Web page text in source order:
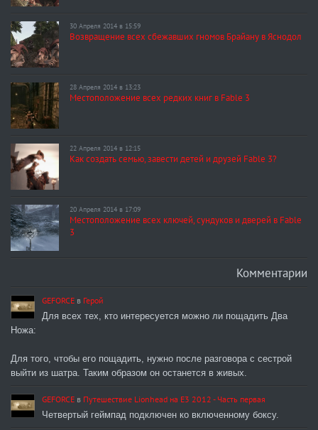
30 Апреля 2014 в 15:59
Возвращение всех сбежавших гномов Брайану в Яснодол
28 Апреля 2014 в 13:23
Местоположение всех редких книг в Fable 3
22 Апреля 2014 в 12:15
Как создать семью, завести детей и друзей Fable 3?
20 Апреля 2014 в 17:09
Местоположение всех ключей, сундуков и дверей в Fable
3
Комментарии
GEFORCE в Герой
Для всех тех, кто интересуется можно ли пощадить Два
Ножа:
Для того, чтобы его пощадить, нужно после разговора с сестрой
выйти из шатра. Таким образом он останется в живых.
GEFORCE в Путешествие Lionhead на E3 2012 - Часть первая
Четвертый геймпад подключен ко включенному боксу.